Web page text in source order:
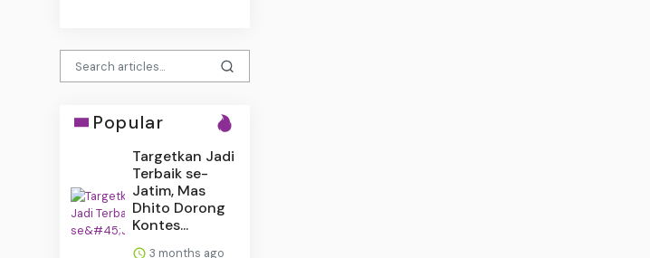
Popular
Targetkan Jadi
Terbaik se-
Jatim, Mas
Dhito Dorong
Kontes...
3 months ago